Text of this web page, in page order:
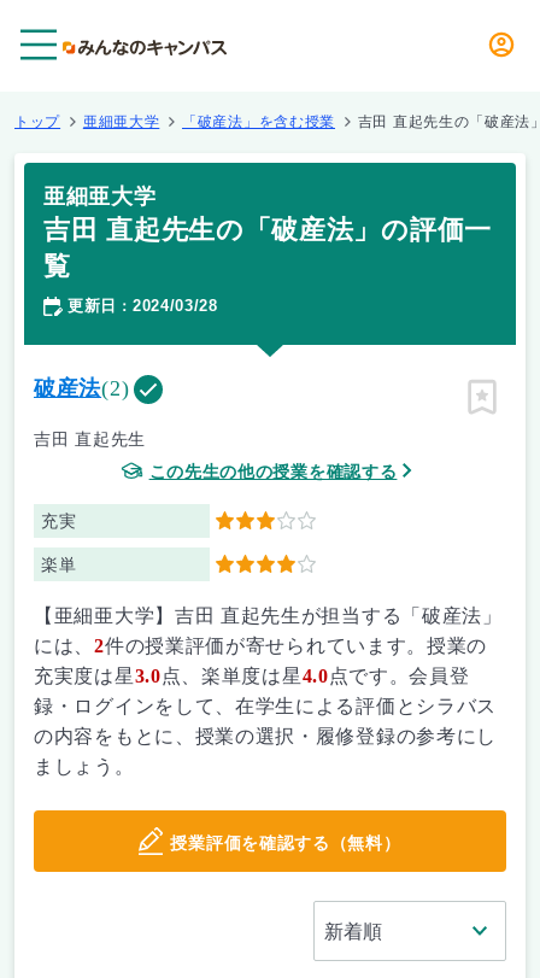
トップ 亜細亜大学 「破産法」を含む授業 吉田 直起先生の「破産法
亜細亜大学
吉田 直起先生の「破産法」の評価一
覧
更新日 ： 2024/03/28
破産法(2)
吉田 直起先生
この先生の他の授業を確認する
充実 3
楽単 4
ピン留
【亜細亜大学】吉田 直起先生が担当する「破産法」
には、2件の授業評価が寄せられています。授業の
充実度は星3.0点、楽単度は星4.0点です。会員登
録・ログインをして、在学生による評価とシラバス
の内容をもとに、授業の選択・履修登録の参考にし
ましょう。
授業評価を確認する（無料）